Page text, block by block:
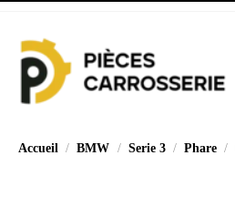
Accueil BMW Serie 3 Phare